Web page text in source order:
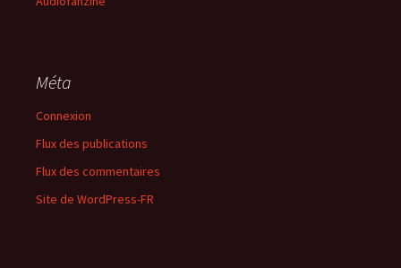
Méta
Connexion
Flux des publications
Flux des commentaires
Site de WordPress-FR